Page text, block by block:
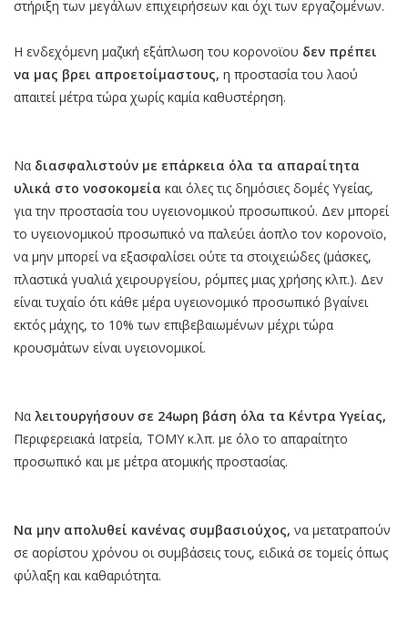
στήριξη των μεγάλων επιχειρήσεων και όχι των εργαζομένων.
Η ενδεχόμενη μαζική εξάπλωση του κορονοϊου δεν πρέπει
να μας βρει απροετοίμαστους, η προστασία του λαού
απαιτεί μέτρα τώρα χωρίς καμία καθυστέρηση.
Να διασφαλιστούν με επάρκεια όλα τα απαραίτητα
υλικά στο νοσοκομεία και όλες τις δημόσιες δομές Υγείας,
για την προστασία του υγειονομικού προσωπικού. Δεν μπορεί
το υγειονομικού προσωπικό να παλεύει άοπλο τον κορονοϊο,
να μην μπορεί να εξασφαλίσει ούτε τα στοιχειώδες (μάσκες,
πλαστικά γυαλιά χειρουργείου, ρόμπες μιας χρήσης κλπ.). Δεν
είναι τυχαίο ότι κάθε μέρα υγειονομικό προσωπικό βγαίνει
εκτός μάχης, το 10% των επιβεβαιωμένων μέχρι τώρα
κρουσμάτων είναι υγειονομικοί.
Να λειτουργήσουν σε 24ωρη βάση όλα τα Κέντρα Υγείας,
Περιφερειακά Ιατρεία, ΤΟΜΥ κ.λπ. με όλο το απαραίτητο
προσωπικό και με μέτρα ατομικής προστασίας.
Να μην απολυθεί κανένας συμβασιούχος, να μετατραπούν
σε αορίστου χρόνου οι συμβάσεις τους, ειδικά σε τομείς όπως
φύλαξη και καθαριότητα.